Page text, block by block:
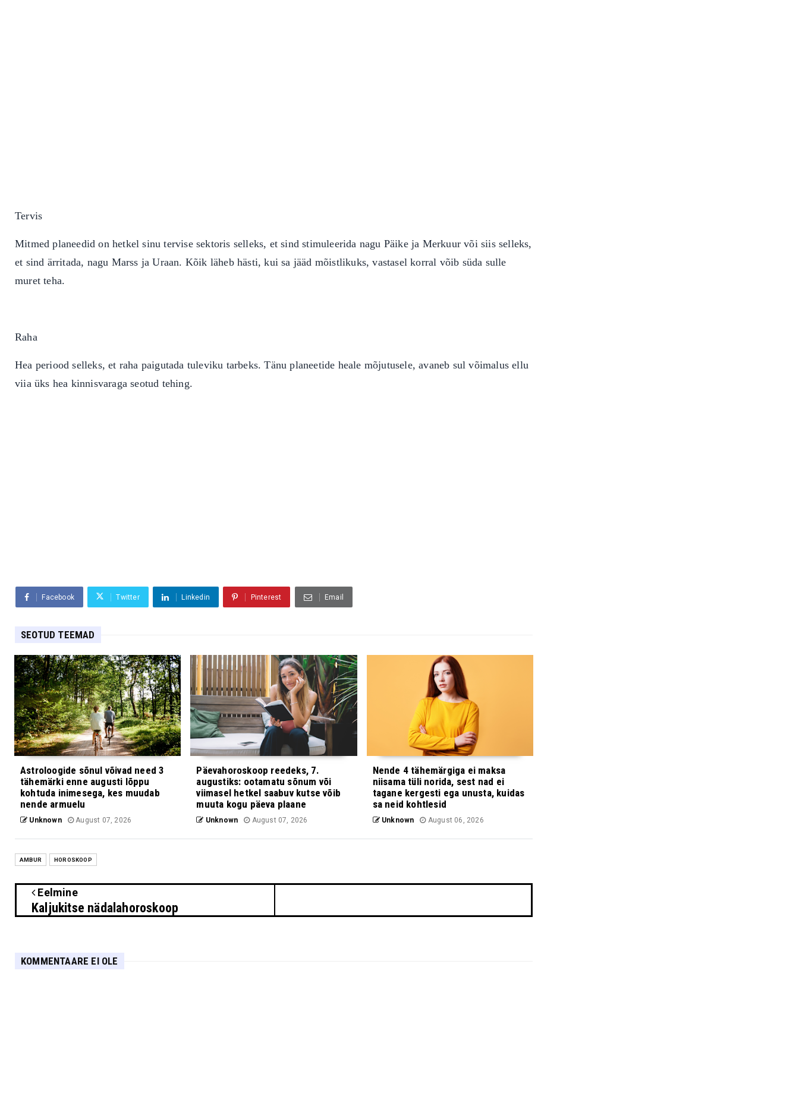
Tervis
Mitmed planeedid on hetkel sinu tervise sektoris selleks, et sind stimuleerida nagu Päike ja Merkuur või siis selleks,
et sind ärritada, nagu Marss ja Uraan. Kõik läheb hästi, kui sa jääd mõistlikuks, vastasel korral võib süda sulle
muret teha.
Raha
Hea periood selleks, et raha paigutada tuleviku tarbeks. Tänu planeetide heale mõjutusele, avaneb sul võimalus ellu
viia üks hea kinnisvaraga seotud tehing.
Facebook Twitter Linkedin Pinterest Email
SEOTUD TEEMAD
Astroloogide sõnul võivad need 3
tähemärki enne augusti lõppu
kohtuda inimesega, kes muudab
nende armuelu
Unknown August 07, 2026
Päevahoroskoop reedeks, 7.
augustiks: ootamatu sõnum või
viimasel hetkel saabuv kutse võib
muuta kogu päeva plaane
Unknown August 07, 2026
Nende 4 tähemärgiga ei maksa
niisama tüli norida, sest nad ei
tagane kergesti ega unusta, kuidas
sa neid kohtlesid
Unknown August 06, 2026
AMBUR HOROSKOOP
Eelmine
Kaljukitse nädalahoroskoop
KOMMENTAARE EI OLE